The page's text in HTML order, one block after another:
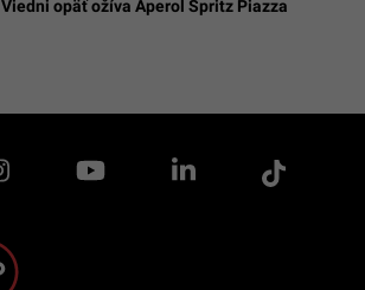
Viedni opäť ožíva Aperol Spritz Piazza